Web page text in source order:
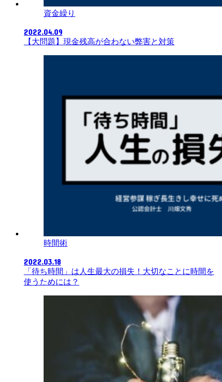
資金繰り
2022.04.09
【大問題】現金残高が合わない弊害と対策
時間術
2022.03.18
「待ち時間」は人生最大の損失！大切なことに時間を
使うためには？